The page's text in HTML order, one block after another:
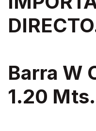
Barra W
1.20 Mts.